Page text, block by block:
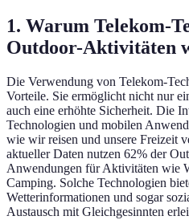
1. Warum Telekom-
Outdoor-Aktivitäten
Die Verwendung von Telekom-
Vorteile. Sie ermöglicht nicht nur
auch eine erhöhte Sicherheit. Die
Technologien und mobilen
wie wir reisen und unsere Freizeit
aktueller Daten nutzen 62% der
Anwendungen für Aktivitäten wie
Camping. Solche Technologien
Wetterinformationen und sogar
Austausch mit Gleichgesinnten